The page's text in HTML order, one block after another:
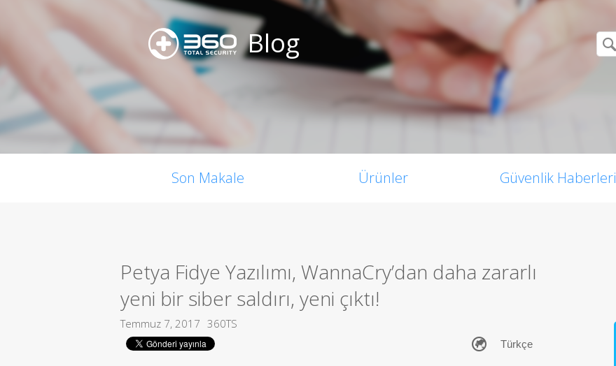
Blog
Son Makale Ürünler Güvenlik Haberleri
Petya Fidye Yazılımı, WannaCry’dan daha zararlı
yeni bir siber saldırı, yeni çıktı!
Temmuz 7, 2017 360TS